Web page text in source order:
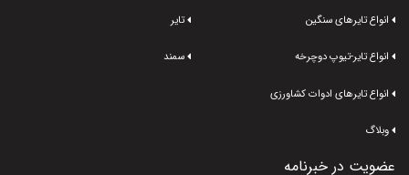
انواع تایرهای سنگین
انواع تایر-تیوپ دوچرخه
انواع تایرهای ادوات کشاورزی
وبلاگ
تایر
سمند
عضویت در خبرنامه